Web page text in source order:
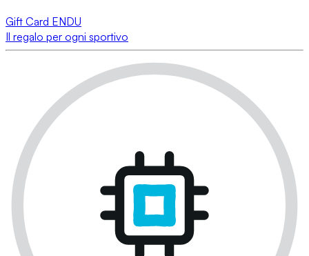
Gift Card ENDU
Il regalo per ogni sportivo